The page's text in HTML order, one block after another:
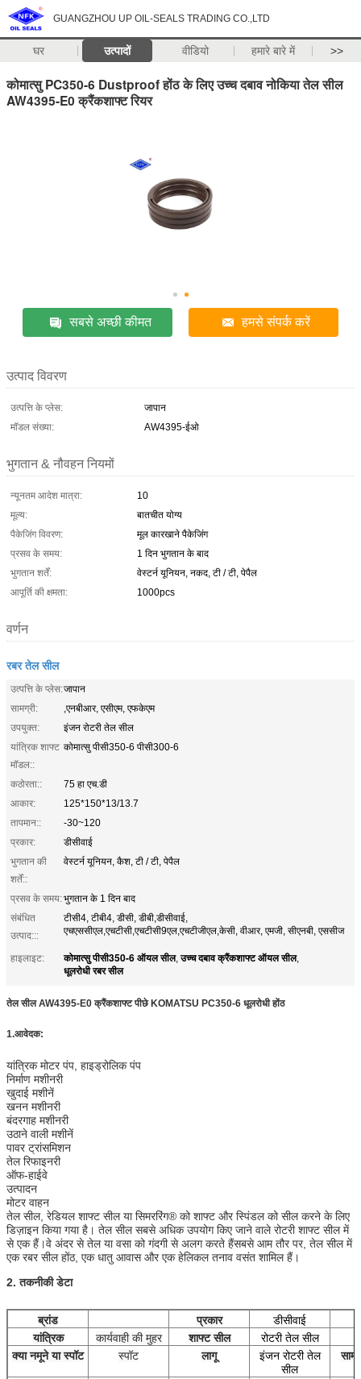
GUANGZHOU UP OIL-SEALS TRADING CO.,LTD
घर उत्पादों वीडियो हमारे बारे में >>
कोमात्सु PC350-6 Dustproof होंठ के लिए उच्च दबाव नोकिया तेल सील
AW4395-E0 क्रैंकशाफ्ट रियर
सबसे अच्छी कीमत हमसे संपर्क करें
उत्पाद विवरण
उत्पत्ति के प्लेस:
जापान
मॉडल संख्या:
AW4395-ईओ
भुगतान & नौवहन नियमों
न्यूनतम आदेश मात्रा:
10
मूल्य:
बातचीत योग्य
पैकेजिंग विवरण:
मूल कारखाने पैकेजिंग
प्रसव के समय:
1 दिन भुगतान के बाद
भुगतान शर्तें:
वेस्टर्न यूनियन, नकद, टी / टी, पेपैल
आपूर्ति की क्षमता:
1000pcs
वर्णन
रबर तेल सील
उत्पत्ति के प्लेस:जापान
सामग्री:
,एनबीआर, एसीएम, एफकेएम
उपयुक्त:
इंजन रोटरी तेल सील
यांत्रिक शाफ्ट
मॉडल::
कोमात्सु पीसी350-6 पीसी300-6
कठोरता::
75 हा एच.डी
आकार:
125*150*13/13.7
तापमान::
-30~120
प्रकार:
डीसीवाई
भुगतान की
शर्तें::
वेस्टर्न यूनियन, कैश, टी / टी, पेपैल
प्रसव के समय:भुगतान के 1 दिन बाद
संबंधित
उत्पाद:::
टीसी4, टीबी4, डीसी, डीबी,डीसीवाई,
एचएससीएल,एचटीसी,एचटीसी9एल,एचटीजीएल,केसी, वीआर, एमजी, सीएनबी, एससीज
हाइलाइट: कोमात्सु पीसी350-6 ऑयल सील,उच्च दबाव क्रैंकशाफ्ट ऑयल सील,
धूलरोधी रबर सील
तेल सील AW4395-E0 क्रैंकशाफ्ट पीछे KOMATSU PC350-6 धूलरोधी होंठ
1.आवेदक:
यांत्रिक मोटर पंप, हाइड्रोलिक पंप
निर्माण मशीनरी
खुदाई मशीनें
खनन मशीनरी
बंदरगाह मशीनरी
उठाने वाली मशीनें
पावर ट्रांसमिशन
तेल रिफाइनरी
ऑफ-हाईवे
उत्पादन
मोटर वाहन
तेल सील, रेडियल शाफ्ट सील या सिमररिंग® को शाफ्ट और स्पिंडल को सील करने के लिए
डिज़ाइन किया गया है। तेल सील सबसे अधिक उपयोग किए जाने वाले रोटरी शाफ्ट सील में
से एक हैं।वे अंदर से तेल या वसा को गंदगी से अलग करते हैंसबसे आम तौर पर, तेल सील में
एक रबर सील होंठ, एक धातु आवास और एक हेलिकल तनाव वसंत शामिल हैं।
2. तकनीकी डेटा
ब्रांड प्रकार डीसीवाई
यांत्रिक
कार्यवाही की मुहर शाफ्ट सील रोटरी तेल सील
क्या नमूने या स्पॉट
स्पॉट लागू
इंजन रोटरी तेल
सील